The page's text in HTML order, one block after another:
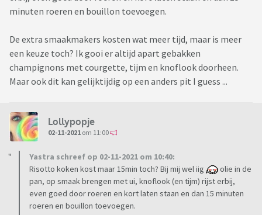
minuten roeren en bouillon toevoegen.
De extra smaakmakers kosten wat meer tijd, maar is meer
een keuze toch? Ik gooi er altijd apart gebakken
champignons met courgette, tijm en knoflook doorheen.
Maar ook dit kan gelijktijdig op een anders pit I guess ...
Lollypopje
02-11-2021 om 11:00
Yastra schreef op 02-11-2021 om 10:40:
Risotto koken kost maar 15min toch? Bij mij wel iig
olie in de
pan, op smaak brengen met ui, knoflook (en tijm) rijst erbij,
even goed door roeren en kort laten staan en dan 15 minuten
roeren en bouillon toevoegen.